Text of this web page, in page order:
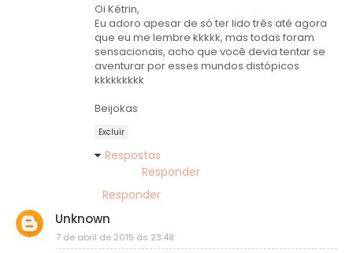
Oi Kétrin,
Eu adoro apesar de só ter lido três até agora
que eu me lembre kkkkk, mas todas foram
sensacionais, acho que você devia tentar se
aventurar por esses mundos distópicos
kkkkkkkkk
Beijokas
Excluir
Respostas
Responder
Responder
Unknown
7 de abril de 2015 às 23:48